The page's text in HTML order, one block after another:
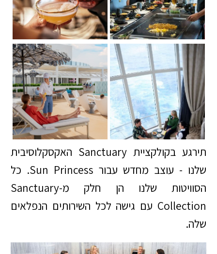
תירגע בקולקציית Sanctuary האקסקלוסיבית
שלנו - עוצב מחדש עבור Sun Princess. כל
הסוויטות שלנו הן חלק מ-Sanctuary
Collection עם גישה לכל השירותים הנפלאים
שלה.